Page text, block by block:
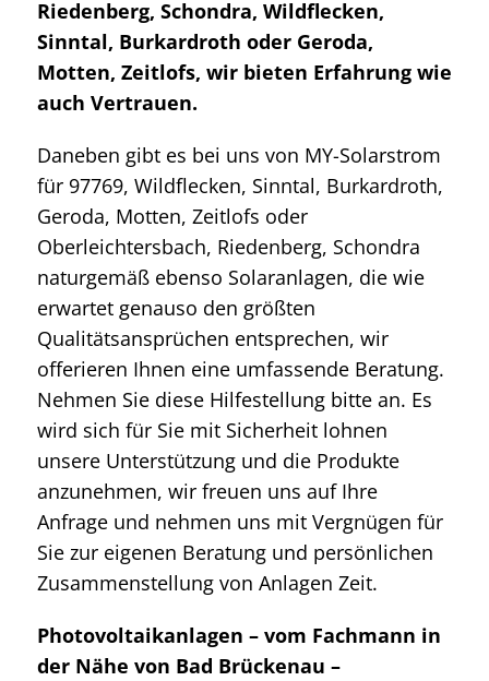
Riedenberg, Schondra, Wildflecken,
Sinntal, Burkardroth oder Geroda,
Motten, Zeitlofs, wir bieten Erfahrung wie
auch Vertrauen.
Daneben gibt es bei uns von MY-Solarstrom
für 97769, Wildflecken, Sinntal, Burkardroth,
Geroda, Motten, Zeitlofs oder
Oberleichtersbach, Riedenberg, Schondra
naturgemäß ebenso Solaranlagen, die wie
erwartet genauso den größten
Qualitätsansprüchen entsprechen, wir
offerieren Ihnen eine umfassende Beratung.
Nehmen Sie diese Hilfestellung bitte an. Es
wird sich für Sie mit Sicherheit lohnen
unsere Unterstützung und die Produkte
anzunehmen, wir freuen uns auf Ihre
Anfrage und nehmen uns mit Vergnügen für
Sie zur eigenen Beratung und persönlichen
Zusammenstellung von Anlagen Zeit.
Photovoltaikanlagen – vom Fachmann in
der Nähe von Bad Brückenau –